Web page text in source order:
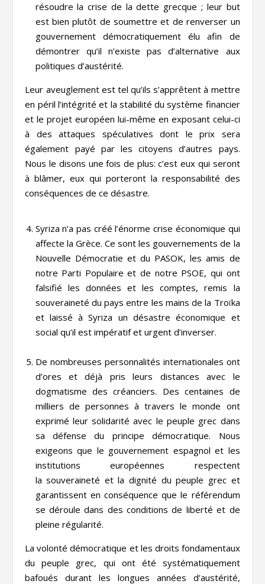
résoudre la crise de la dette grecque ; leur but
est bien plutôt de soumettre et de renverser un
gouvernement démocratiquement élu afin de
démontrer qu’il n’existe pas d’alternative aux
politiques d’austérité.
Leur aveuglement est tel qu’ils s’apprêtent à mettre
en péril l’intégrité et la stabilité du système financier
et le projet européen lui-même en exposant celui-ci
à des attaques spéculatives dont le prix sera
également payé par les citoyens d’autres pays.
Nous le disons une fois de plus: c’est eux qui seront
à blâmer, eux qui porteront la responsabilité des
conséquences de ce désastre.
Syriza n’a pas créé l’énorme crise économique qui
affecte la Grèce. Ce sont les gouvernements de la
Nouvelle Démocratie et du PASOK, les amis de
notre Parti Populaire et de notre PSOE, qui ont
falsifié les données et les comptes, remis la
souveraineté du pays entre les mains de la Troïka
et laissé à Syriza un désastre économique et
social qu’il est impératif et urgent d’inverser.
De nombreuses personnalités internationales ont
d’ores et déjà pris leurs distances avec le
dogmatisme des créanciers. Des centaines de
milliers de personnes à travers le monde ont
exprimé leur solidarité avec le peuple grec dans
sa défense du principe démocratique. Nous
exigeons que le gouvernement espagnol et les
institutions européennes respectent
la souveraineté et la dignité du peuple grec et
garantissent en conséquence que le référendum
se déroule dans des conditions de liberté et de
pleine régularité.
La volonté démocratique et les droits fondamentaux
du peuple grec, qui ont été systématiquement
bafoués durant les longues années d’austérité,